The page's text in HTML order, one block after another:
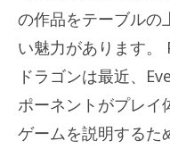
の作品をテーブルの
い魅力があります。
ドラゴンは最近、
ポーネントがプレイ
ゲームを説明するた